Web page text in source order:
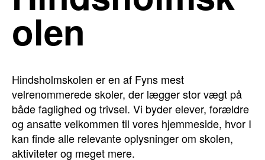
olen
Hindsholmskolen er en af Fyns mest
velrenommerede skoler, der lægger stor vægt på
både faglighed og trivsel. Vi byder elever, forældre
og ansatte velkommen til vores hjemmeside, hvor I
kan finde alle relevante oplysninger om skolen,
aktiviteter og meget mere.